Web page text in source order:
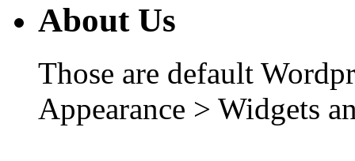
About Us
Those are default
Appearance > Widgets